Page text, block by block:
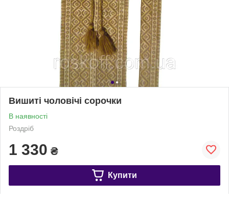
Вишиті чоловічі сорочки
В наявності
Роздріб
1 330 ₴
Купити